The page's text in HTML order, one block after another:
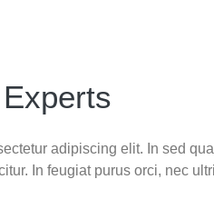
adipiscing elit. In sed
In feugiat purus orci, nec